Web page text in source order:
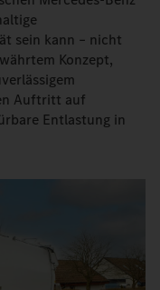
sein kann – nicht
Konzept,
Auftritt auf
Entlastung in